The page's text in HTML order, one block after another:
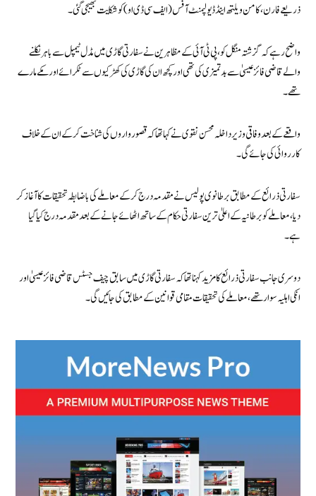
ذریعے فارن، کامن ویلتھ اینڈ ڈیولپمنٹ آفس (ایف سی ڈی او) کو شکایت بھیجی گئی۔
واضح رہے کہ گزشتہ منگل کو، پی ٹی آئی کے مظاہرین نے سفارتی گاڑی میں مڈل ٹیمپل سے باہر نکلنے
والے قاضی فائز عیسیٰ سے بدتمیزی کی تھی اور کچھ ان کی گاڑی کی کھڑکیوں سے ٹکرائے اور مکے مارے
تھے۔
واقعے کے بعد وفاقی وزیر داخلہ محسن نقوی نے کہا تھا کہ قصورواروں کی شناخت کرکے ان کے خلاف
کارروائی کی جائے گی۔
سفارتی ذرائع کے مطابق برطانوی پولیس نے مقدمہ درج کر کے معاملے کی باضابطہ تحقیقات کا آغاز کر
دیا، معاملے کو برطانیہ کے اعلیٰ ترین سفارتی حکام کے ساتھ اٹھائے جانے کے بعدمقدمہ درج کیا گیا
ہے۔
دوسری جانب سفارتی ذرائع کا مزید کہنا تھا کہ سفارتی گاڑی میں سابق چیف جسٹس قاضی فائز عیسیٰ اور
انکی اہلیہ سوار تھے، معاملے کی تحقیقات مقامی قوانین کے مطابق کی جائیں گی۔